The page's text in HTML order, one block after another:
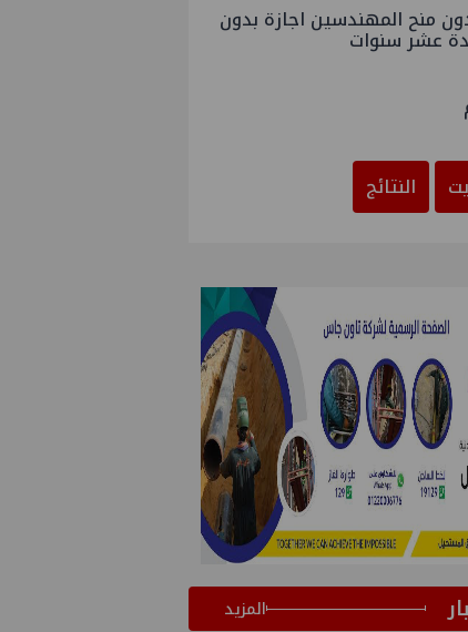
منح المهندسين اجازة بدون
عشر سنوات
النتائج
المزيد